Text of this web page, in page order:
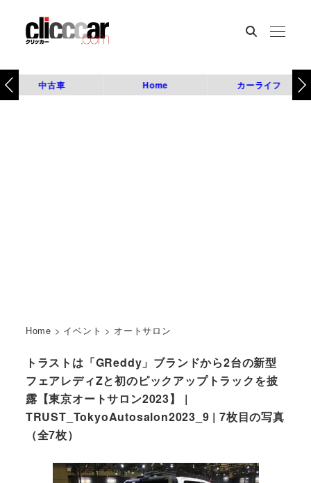
中古車 Home カーライフ
Home > イベント > オートサロン
トラストは「GReddy」ブランドから2台の新型
フェアレディZと初のピックアップトラックを披
露【東京オートサロン2023】 |
TRUST_TokyoAutosalon2023_9 | 7枚目の写真
（全7枚）